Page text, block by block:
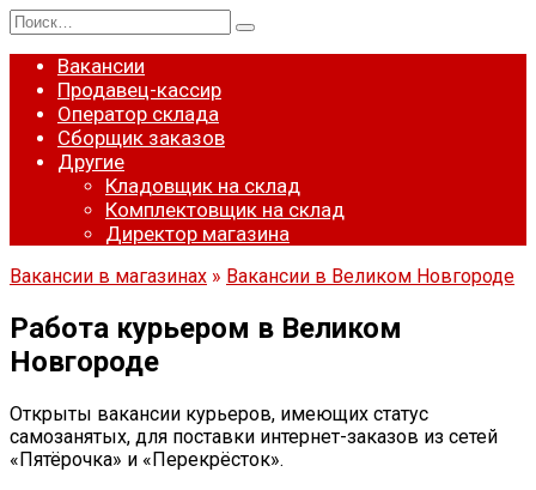
Перейти
к
содержанию
Search
for:
Вакансии
Продавец-кассир
Оператор склада
Сборщик заказов
Другие
Кладовщик на склад
Комплектовщик на склад
Директор магазина
Вакансии в магазинах » Вакансии в Великом Новгороде
Работа курьером в Великом
Новгороде
Открыты вакансии курьеров, имеющих статус
самозанятых, для поставки интернет-заказов из сетей
«Пятёрочка» и «Перекрёсток».